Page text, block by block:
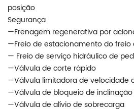
posição
Segurança
—Frenagem regenerativa por
—Freio de estacionamento do freio
— Freio de serviço hidráulico de
—Válvula de corte rápido
—Válvula limitadora de velocidade
—Válvula de bloqueio de inclinação
—Válvula de alívio de sobrecarga